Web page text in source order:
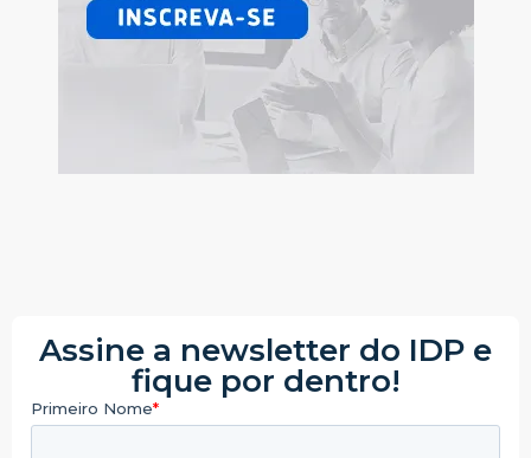
Assine a newsletter do IDP e
fique por dentro!